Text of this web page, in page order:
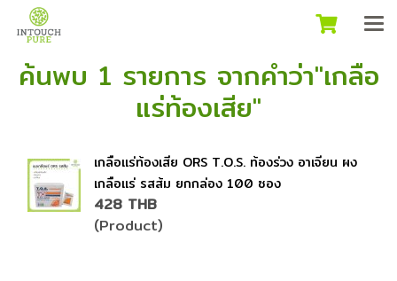
ค้นพบ 1 รายการ จากคำว่า"เกลือ
แร่ท้องเสีย"
เกลือแร่ท้องเสีย ORS T.O.S. ท้องร่วง อาเจียน ผง
เกลือแร่ รสส้ม ยกกล่อง 100 ซอง
428 THB
(Product)